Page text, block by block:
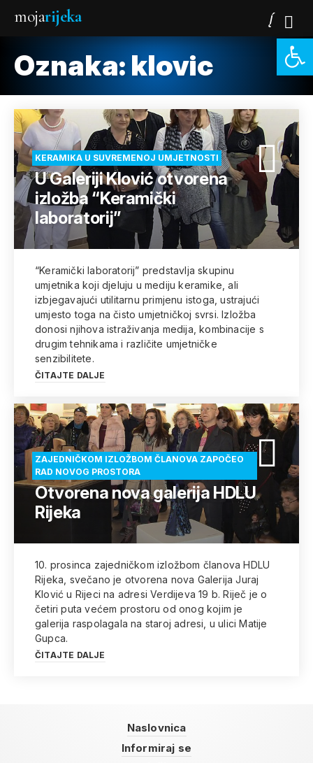
mojarijeka
Oznaka: klovic
KERAMIKA U SUVREMENOJ UMJETNOSTI
U Galeriji Klović otvorena
izložba “Keramički
laboratorij”
“Keramički laboratorij” predstavlja skupinu
umjetnika koji djeluju u mediju keramike, ali
izbjegavajući utilitarnu primjenu istoga, ustrajući
umjesto toga na čisto umjetničkoj svrsi. Izložba
donosi njihova istraživanja medija, kombinacije s
drugim tehnikama i različite umjetničke
senzibilitete.
ČITAJTE DALJE
ZAJEDNIČKOM IZLOŽBOM ČLANOVA ZAPOČEO
RAD NOVOG PROSTORA
Otvorena nova galerija HDLU
Rijeka
10. prosinca zajedničkom izložbom članova HDLU
Rijeka, svečano je otvorena nova Galerija Juraj
Klović u Rijeci na adresi Verdijeva 19 b. Riječ je o
četiri puta većem prostoru od onog kojim je
galerija raspolagala na staroj adresi, u ulici Matije
Gupca.
ČITAJTE DALJE
Naslovnica
Informiraj se